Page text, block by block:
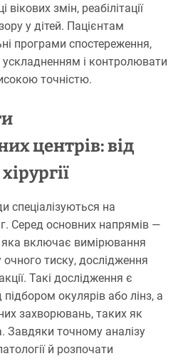
змін, реабілітації
у дітей. Пацієнтам
програми спостереження,
і контролювати
точністю.
центрів: від
спеціалізуються на
Серед основних напрямів —
яка включає вимірювання
очного тиску, дослідження
Такі дослідження є
окулярів або лінз, а
захворювань, таких як
Завдяки точному аналізу
й розпочати